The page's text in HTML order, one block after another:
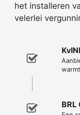
het installeren
velerlei